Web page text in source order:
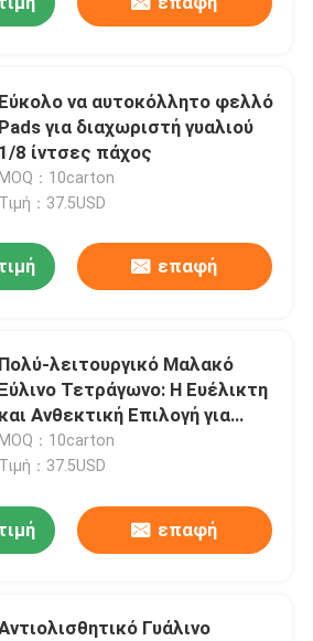
Εύκολο να αυτοκόλλητο φελλό
Pads για διαχωριστή γυαλιού
1/8 ίντσες πάχος
：10carton
Τιμή：37.5USD
επαφή
Πολύ-λειτουργικό Μαλακό
Ξύλινο Τετράγωνο: Η Ευέλικτη
και Ανθεκτική Επιλογή για
Έργο
MOQ：10carton
Τιμή：37.5USD
επαφή
Γυάλινο